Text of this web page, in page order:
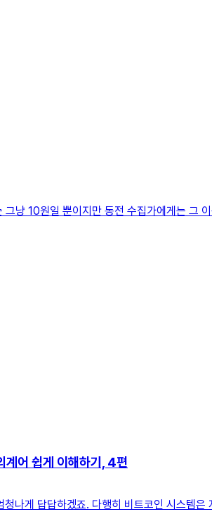
냥 10원일 뿐이지만 동전 수집가에게는 그
계어 쉽게 이해하기, 4편
나게 답답하겠죠. 다행히 비트코인 시스템